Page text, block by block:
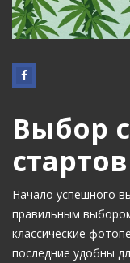
Выбор
Начало успешного
правильным
классические
последние удобны